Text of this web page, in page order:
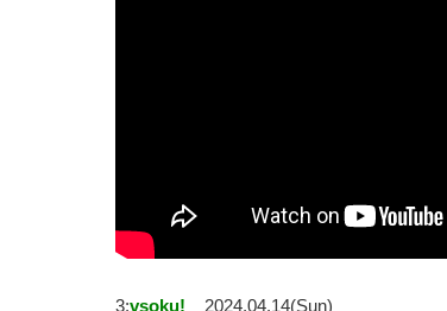
3:vsoku!
2024.04.14(Sun)